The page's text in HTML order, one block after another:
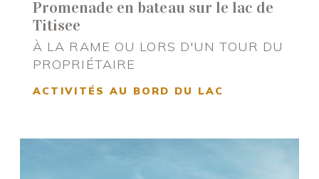
Promenade en bateau sur le lac de
Titisee
À LA RAME OU LORS D'UN TOUR DU
PROPRIÉTAIRE
ACTIVITÉS AU BORD DU LAC